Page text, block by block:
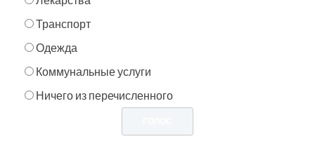
Транспорт
Одежда
Коммунальные услуги
Ничего из перечисленного